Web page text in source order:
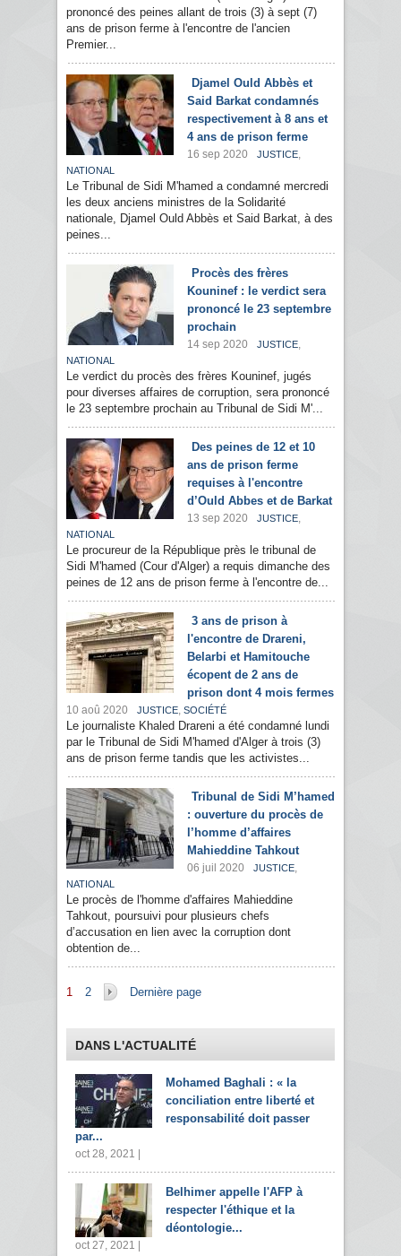
prononcé des peines allant de trois (3) à sept (7)
ans de prison ferme à l'encontre de l'ancien
Premier...
Djamel Ould Abbès et
Said Barkat condamnés
respectivement à 8 ans et
4 ans de prison ferme
16 sep 2020 JUSTICE,
NATIONAL
Le Tribunal de Sidi M'hamed a condamné mercredi
les deux anciens ministres de la Solidarité
nationale, Djamel Ould Abbès et Said Barkat, à des
peines...
Procès des frères
Kouninef : le verdict sera
prononcé le 23 septembre
prochain
14 sep 2020 JUSTICE,
NATIONAL
Le verdict du procès des frères Kouninef, jugés
pour diverses affaires de corruption, sera prononcé
le 23 septembre prochain au Tribunal de Sidi M'...
Des peines de 12 et 10
ans de prison ferme
requises à l'encontre
d’Ould Abbes et de Barkat
13 sep 2020 JUSTICE,
NATIONAL
Le procureur de la République près le tribunal de
Sidi M'hamed (Cour d'Alger) a requis dimanche des
peines de 12 ans de prison ferme à l'encontre de...
3 ans de prison à
l'encontre de Drareni,
Belarbi et Hamitouche
écopent de 2 ans de
prison dont 4 mois fermes
10 aoû 2020 JUSTICE, SOCIÉTÉ
Le journaliste Khaled Drareni a été condamné lundi
par le Tribunal de Sidi M'hamed d'Alger à trois (3)
ans de prison ferme tandis que les activistes...
Tribunal de Sidi M’hamed
: ouverture du procès de
l’homme d’affaires
Mahieddine Tahkout
06 juil 2020 JUSTICE,
NATIONAL
Le procès de l'homme d'affaires Mahieddine
Tahkout, poursuivi pour plusieurs chefs
d’accusation en lien avec la corruption dont
obtention de...
Pages
1 2 Dernière page
DANS L'ACTUALITÉ
Mohamed Baghali : « la
conciliation entre liberté et
responsabilité doit passer
par...
oct 28, 2021 |
Belhimer appelle l'AFP à
respecter l'éthique et la
déontologie...
oct 27, 2021 |